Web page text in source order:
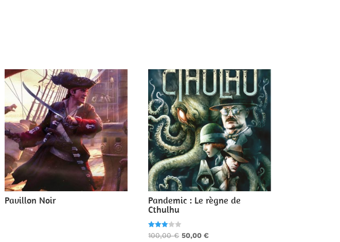
Pavillon Noir Pandemic : Le règne de
Cthulhu
Note
3.00
100,00€ Le
50,00€Le